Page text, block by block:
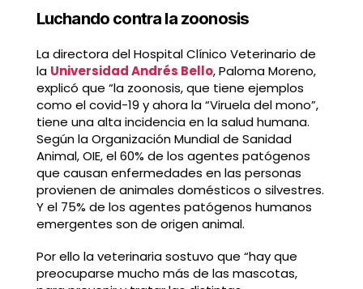
Luchando contra la zoonosis
La directora del Hospital Clínico Veterinario de
la Universidad Andrés Bello, Paloma Moreno,
explicó que “la zoonosis, que tiene ejemplos
como el covid-19 y ahora la “Viruela del mono”,
tiene una alta incidencia en la salud humana.
Según la Organización Mundial de Sanidad
Animal, OIE, el 60% de los agentes patógenos
que causan enfermedades en las personas
provienen de animales domésticos o silvestres.
Y el 75% de los agentes patógenos humanos
emergentes son de origen animal.
Por ello la veterinaria sostuvo que “hay que
preocuparse mucho más de las mascotas,